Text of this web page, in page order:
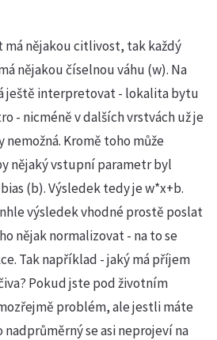
má nějakou citlivost, tak každý
nějakou číselnou váhu (w). Na
ještě interpretovat - lokalita bytu
- nicméně v dalších vrstvách už je
Kromě toho může
nějaký vstupní parametr byl
(b). Výsledek tedy je w*x+b.
výsledek vhodné prostě poslat
nějak normalizovat - na to se
Tak například - jaký má příjem
Pokud jste pod životním
problém, ale jestli máte
se asi neprojeví na